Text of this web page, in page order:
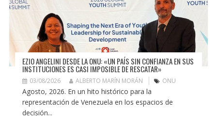
EZIO ANGELINI DESDE LA ONU: «UN PAÍS SIN CONFIANZA EN SUS
INSTITUCIONES ES CASI IMPOSIBLE DE RESCATAR»
03/08/2026 ALBERTO MARÍN MORÁN ONU
Agosto, 2026. En un hito histórico para la
representación de Venezuela en los espacios de
decisión...